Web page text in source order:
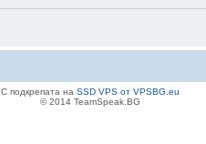
С подкрепата на SSD VPS от VPSBG.eu
© 2014 TeamSpeak.BG